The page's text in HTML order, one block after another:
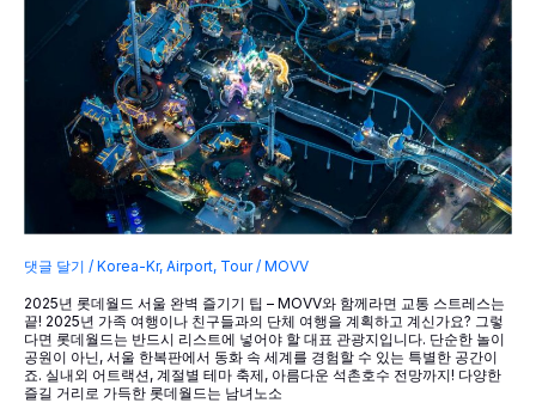
운
(MOVV)
댓글 달기 / Korea-Kr, Airport, Tour/ MOVV
2025년 롯데월드 서울 완벽 즐기기 팁 – MOVV와 함께라면 교통 스트레스는
끝! 2025년 가족 여행이나 친구들과의 단체 여행을 계획하고 계신가요? 그렇
다면 롯데월드는 반드시 리스트에 넣어야 할 대표 관광지입니다. 단순한 놀이
공원이 아닌, 서울 한복판에서 동화 속 세계를 경험할 수 있는 특별한 공간이
죠. 실내외 어트랙션, 계절별 테마 축제, 아름다운 석촌호수 전망까지! 다양한
즐길 거리로 가득한 롯데월드는 남녀노소